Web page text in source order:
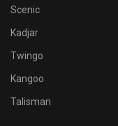
Scenic
Kadjar
Twingo
Kangoo
Talisman